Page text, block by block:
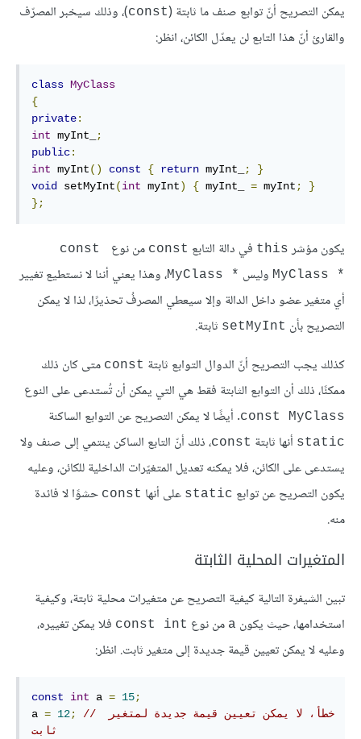
يمكن التصريح أنّ توابع صنف ما ثابتة (‎const‎)، وذلك سيخبر المصرّف
والقارئ أنّ هذا التابع لن يعدّل الكائن، انظر:
class MyClass
{
private:
int myInt_
;
public:
int myInt() const { return myInt_ ;
}
void setMyInt(int myInt) { myInt_ = myInt;
}
};
يكون مؤشر this في دالة التابع const من نوع
‎const
MyClass *‎ وليس ‎MyClass *‎، وهذا يعني أننا لا نستطيع تغيير
أي متغير عضو داخل الدالة وإلا سيعطي المصرفُ تحذيرًا، لذا لا يمكن
التصريح بأن ‎setMyInt‎ ثابتة.
كذلك يجب التصريح أنّ الدوال التوابع ثابتة const متى كان ذلك
ممكنًا، ذلك أن التوابع الثابتة فقط هي التي يمكن أن تُستدعى على النوع
‎const MyClass‎. أيضًا لا يمكن التصريح عن التوابع الساكنة
‎static‎ أنها ثابتة const، ذلك أنّ التابع الساكن ينتمي إلى صنف ولا
يستدعى على الكائن، فلا يمكنه تعديل المتغيّرات الداخلية للكائن، وعليه
يكون التصريح عن توابع static على أنها const حشوًا لا فائدة
منه.
المتغيرات المحلية الثابتة
تبين الشيفرة التالية كيفية التصريح عن متغيرات محلية ثابتة، وكيفية
استخدامها، حيث يكون a من نوع const int فلا يمكن تغييره،
وعليه لا يمكن تعيين قيمة جديدة إلى متغير ثابت. انظر:
const int a = 15;
a = 12;
// خطأ، لا يمكن تعيين قيمة جديدة لمتغير
ثابت